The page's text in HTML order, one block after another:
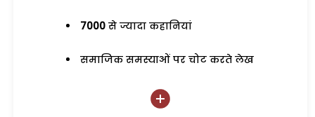
7000 से ज्यादा कहानियां
समाजिक समस्याओं पर चोट करते लेख